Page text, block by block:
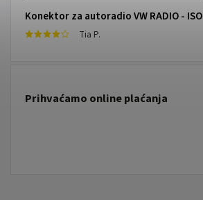
Konektor za autoradio VW RADIO - ISO
Tia P.
Prihvaćamo online plaćanja